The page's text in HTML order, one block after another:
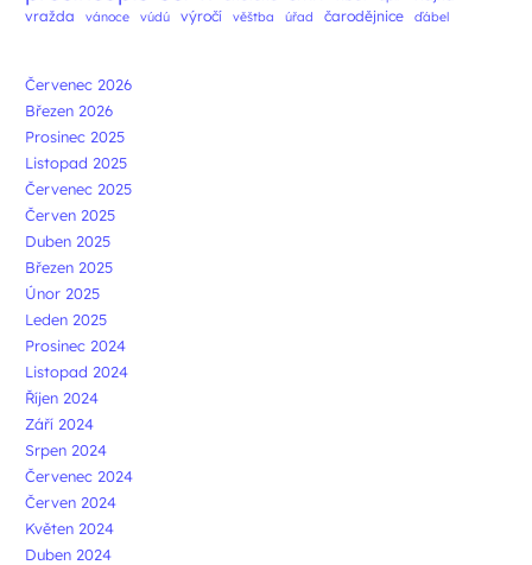
vražda
vánoce vúdú výročí věštba úřad čarodějnice ďábel
Červenec 2026
Březen 2026
Prosinec 2025
Listopad 2025
Červenec 2025
Červen 2025
Duben 2025
Březen 2025
Únor 2025
Leden 2025
Prosinec 2024
Listopad 2024
Říjen 2024
Září 2024
Srpen 2024
Červenec 2024
Červen 2024
Květen 2024
Duben 2024